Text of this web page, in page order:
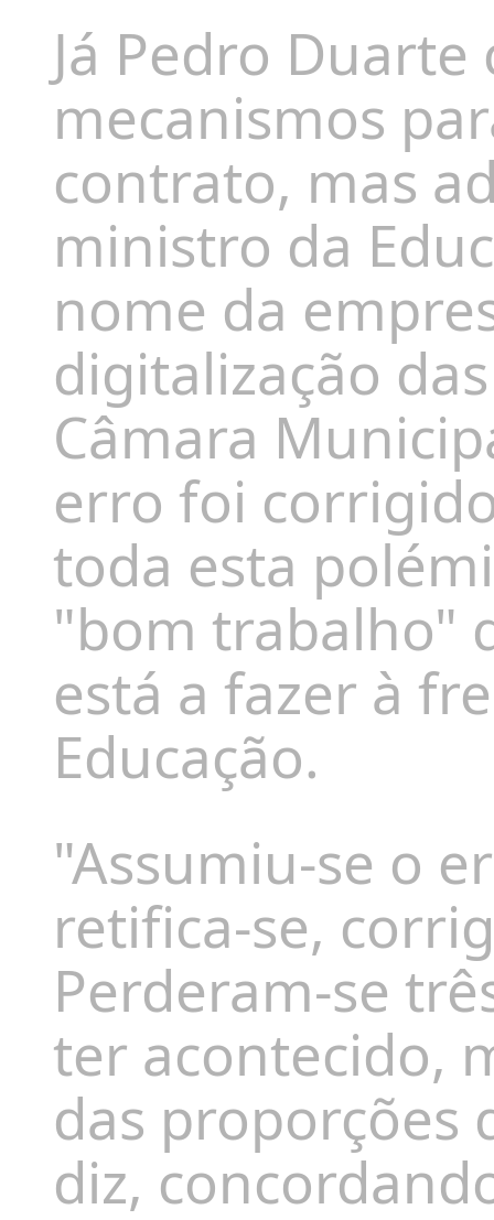
Já Pedro
mecanismos
contrato, mas
ministro da
nome da
digitalização
Câmara
erro foi
toda esta
"bom trabalho"
está a fazer à
Educação.
"Assumiu-se o
retifica-se,
Perderam-se
ter acontecido,
das proporções
diz,